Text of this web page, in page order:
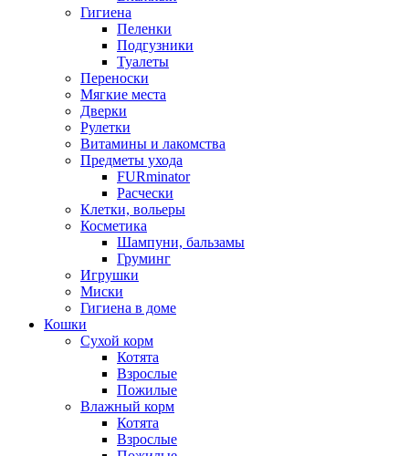
Гигиена
Пеленки
Подгузники
Туалеты
Переноски
Мягкие места
Дверки
Рулетки
Витамины и лакомства
Предметы ухода
FURminator
Расчески
Клетки, вольеры
Косметика
Шампуни, бальзамы
Груминг
Игрушки
Миски
Гигиена в доме
Кошки
Сухой корм
Котята
Взрослые
Пожилые
Влажный корм
Котята
Взрослые